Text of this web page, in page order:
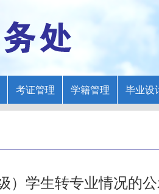
考证管理 学籍管理 毕业设
）学生转专业情况的